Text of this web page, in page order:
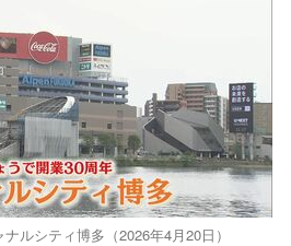
ルシティ博多（2026年4月20日）